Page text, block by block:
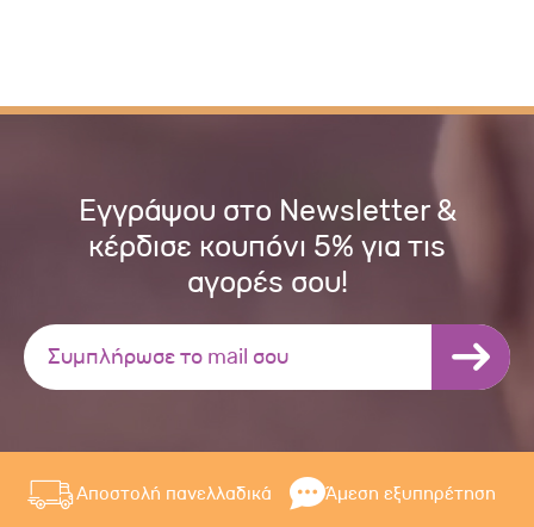
Εγγράψου στο Newsletter &
κέρδισε κουπόνι 5% για τις
αγορές σου!
Αποστολή πανελλαδικά Άμεση εξυπηρέτηση